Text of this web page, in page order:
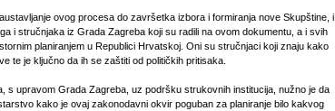
ovog procesa do završetka izbora i formiranja nove Skupštine, i
i stručnjaka iz Grada Zagreba koji su radili na ovom dokumentu, a i svih
planiranjem u Republici Hrvatskoj. Oni su stručnjaci koji znaju kako
te je ključno da ih se zaštiti od političkih pritisaka.
s upravom Grada Zagreba, uz podršku strukovnih institucija, nužno je da
kako je ovaj zakonodavni okvir poguban za planiranje bilo kakvog